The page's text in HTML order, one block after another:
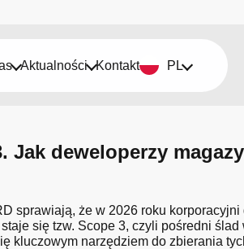
Aktualności Kontakt PL
Jak deweloperzy
sprawiają, że w 2026 roku
się tzw. Scope 3, czyli pośredni
kluczowym narzędziem do zbierania